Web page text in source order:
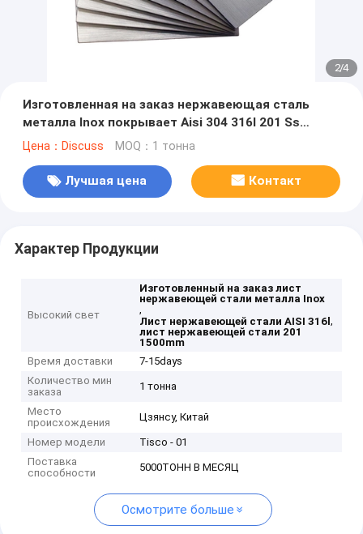
2/4
Изготовленная на заказ нержавеющая сталь
металла Inox покрывает Aisi 304 316l 201 Ss
покрывают 1500mm
Цена：Discuss MOQ：1 тонна
Лучшая цена Контакт
Характер Продукции
Высокий свет
Изготовленный на заказ лист
нержавеющей стали металла Inox
,
Лист нержавеющей стали AISI 316l,
лист нержавеющей стали 201
1500mm
Время доставки
7-15days
Количество мин
заказа
1 тонна
Место
происхождения
Цзянсу, Китай
Номер модели
Tisco - 01
Поставка
способности
5000ТОНН В МЕСЯЦ
Осмотрите больше